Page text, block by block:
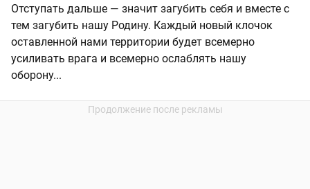
Отступать дальше — значит загубить себя и вместе с
тем загубить нашу Родину. Каждый новый клочок
оставленной нами территории будет всемерно
усиливать врага и всемерно ослаблять нашу
оборону...